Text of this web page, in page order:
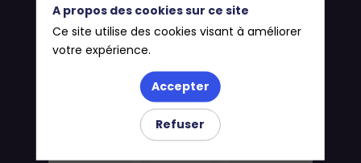
Solutions fondées sur la nature
A propos des cookies sur ce site
Ce site utilise des cookies visant à améliorer
votre expérience.
Accepter
Refuser